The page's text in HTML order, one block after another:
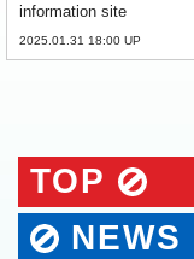
information site
2025.01.31 18:00 UP
TOP
NEWS